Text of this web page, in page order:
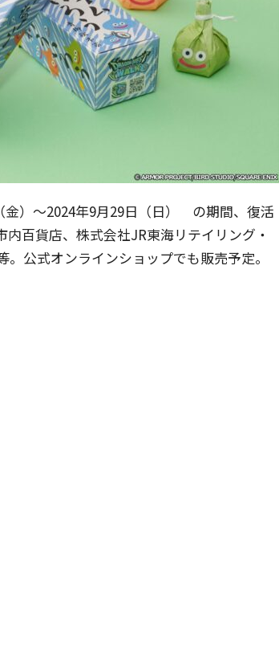
金）～2024年9月29日（日） の期間、復活
百貨店、株式会社JR東海リテイリング・
公式オンラインショップでも販売予定。